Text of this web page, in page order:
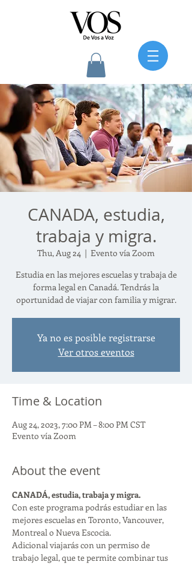
CANADA, estudia,
trabaja y migra.
Thu, Aug 24
  |
Evento vía Zoom
Estudia en las mejores escuelas y trabaja de
forma legal en Canadá. Tendrás la
oportunidad de viajar con familia y migrar.
Ya no es posible registrarse
Ver otros eventos
Time & Location
Aug 24, 2023, 7:00 PM – 8:00 PM CST
Evento vía Zoom
About the event
CANADÁ, estudia, trabaja y migra.
Con este programa podrás estudiar en las
mejores escuelas en Toronto, Vancouver,
Montreal o Nueva Escocia.
Adicional viajarás con un permiso de
trabajo legal, que te permite combinar tus